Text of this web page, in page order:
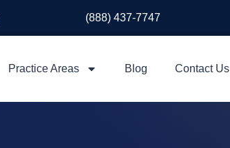
(888) 437-7747
Practice Areas Blog Contact Us